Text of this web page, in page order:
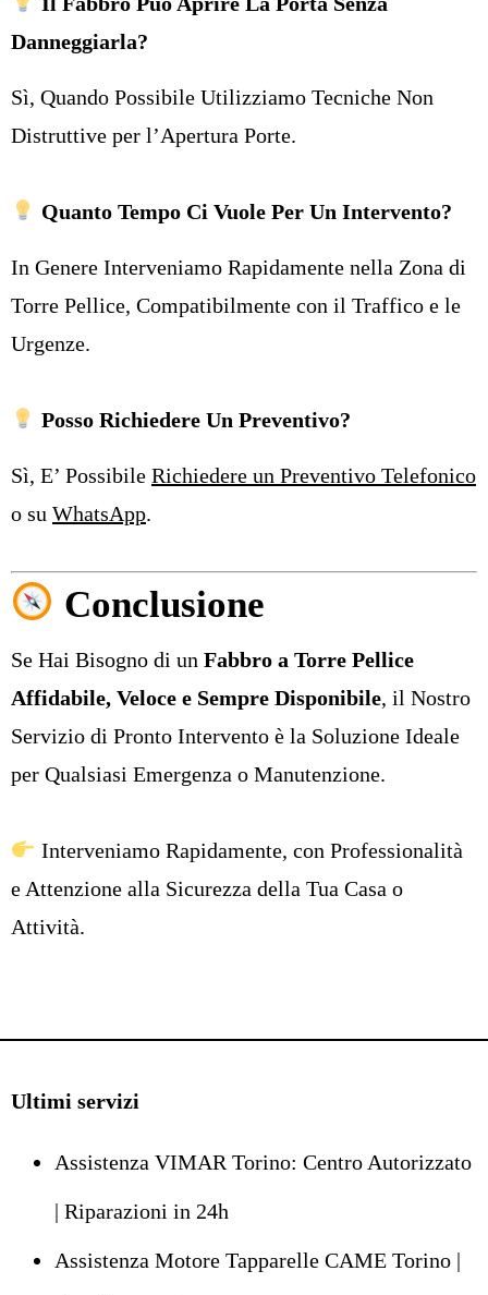
Danneggiarla?
Sì, Quando Possibile Utilizziamo Tecniche Non
Distruttive per l’Apertura Porte.
Quanto Tempo Ci Vuole Per Un Intervento?
In Genere Interveniamo Rapidamente nella Zona di
Torre Pellice, Compatibilmente con il Traffico e le
Urgenze.
Posso Richiedere Un Preventivo?
Sì, E’ Possibile Richiedere un Preventivo Telefonico
o su WhatsApp.
Conclusione
Se Hai Bisogno di un Fabbro a Torre Pellice
Affidabile, Veloce e Sempre Disponibile, il Nostro
Servizio di Pronto Intervento è la Soluzione Ideale
per Qualsiasi Emergenza o Manutenzione.
Interveniamo Rapidamente, con Professionalità
e Attenzione alla Sicurezza della Tua Casa o
Attività.
Ultimi servizi
Assistenza VIMAR Torino: Centro Autorizzato
| Riparazioni in 24h
Assistenza Motore Tapparelle CAME Torino |